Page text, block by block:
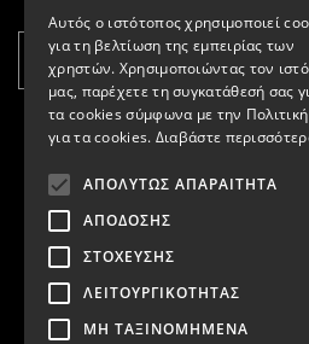
Αποδέχομαι τους
Copyright © 2011-2026
With
Αυτός ο ιστότοπος χρησιμοποιεί
για τη βελτίωση της εμπειρίας των
χρηστών. Χρησιμοποιώντας τον
μας, παρέχετε τη συγκατάθεσή σας
τα cookies σύμφωνα με την
για τα cookies. Διαβάστε
ΑΠΟΛΎΤΩΣ ΑΠΑΡΑΊΤΗΤΑ
ΑΠΌΔΟΣΗΣ
ΣΤΌΧΕΥΣΗΣ
ΛΕΙΤΟΥΡΓΙΚΌΤΗΤΑΣ
ΜΗ ΤΑΞΙΝΟΜΗΜΈΝΑ